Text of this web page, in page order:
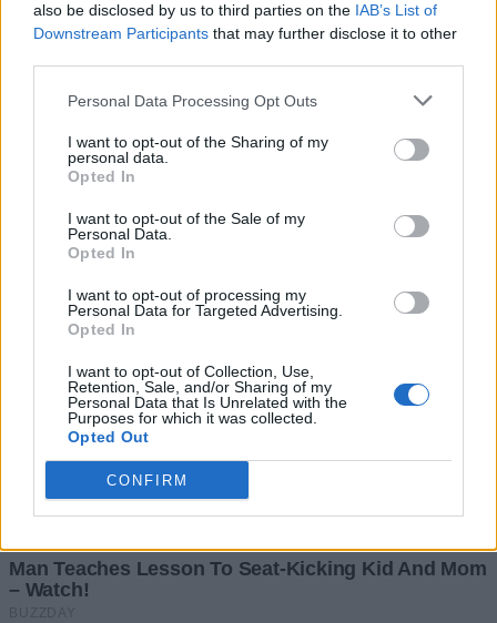
also be disclosed by us to third parties on the IAB’s List of
Downstream Participants that may further disclose it to other
Personal Data Processing Opt Outs
I want to opt-out of the Sharing of my
personal data.
Opted In
I want to opt-out of the Sale of my
Personal Data.
Opted In
I want to opt-out of processing my
Personal Data for Targeted Advertising.
Opted In
I want to opt-out of Collection, Use,
Retention, Sale, and/or Sharing of my
Personal Data that Is Unrelated with the
Purposes for which it was collected.
Opted Out
CONFIRM